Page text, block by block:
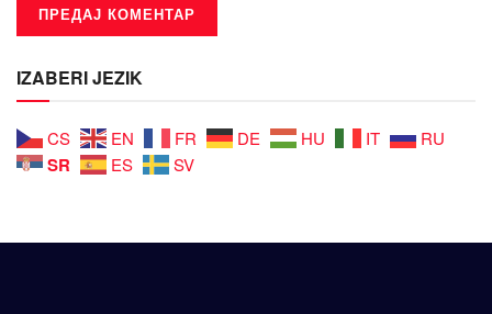
IZABERI JEZIK
CS EN FR DE HU IT RU
SR ES SV